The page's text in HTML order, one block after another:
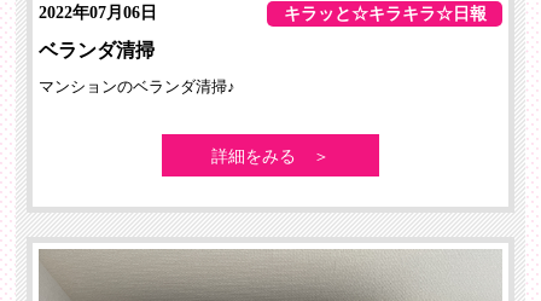
2022年07月06日 キラッと☆キラキラ☆日報
ベランダ清掃
マンションのベランダ清掃♪
詳細をみる ＞